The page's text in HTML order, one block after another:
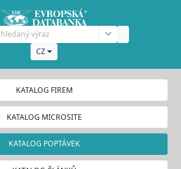
CZ
KATALOG FIREM
KATALOG MICROSITE
KATALOG POPTÁVEK